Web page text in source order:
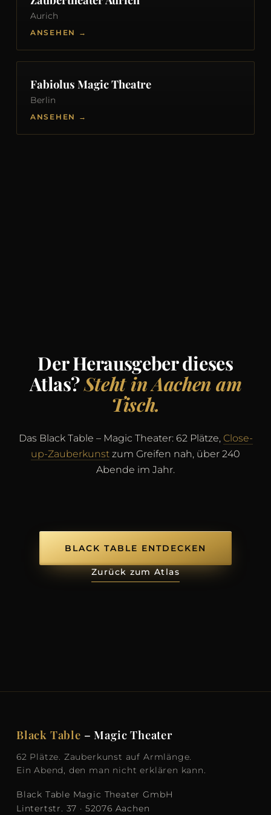
Aurich
ANSEHEN →
Fabiolus Magic Theatre
Berlin
ANSEHEN →
Der Herausgeber dieses
Atlas?Steht in Aachen am
Tisch.
Das Black Table – Magic Theater: 62 Plätze, Close-
up-Zauberkunst zum Greifen nah, über 240
Abende im Jahr.
BLACK TABLE ENTDECKEN
Zurück zum Atlas
Black Table – Magic Theater
62 Plätze. Zauberkunst auf Armlänge.
Ein Abend, den man nicht erklären kann.
Black Table Magic Theater GmbH
Lintertstr. 37 · 52076 Aachen